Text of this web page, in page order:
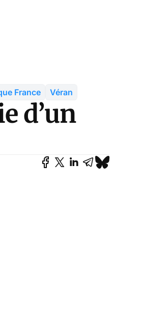
France Véran
d’un